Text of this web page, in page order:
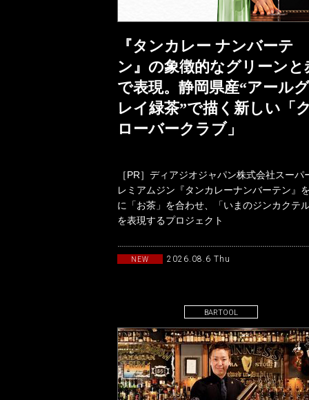
『タンカレー ナンバーテ
ン』の象徴的なグリーンと
で表現。静岡県産“アールグ
レイ緑茶”で描く新しい「
ローバークラブ」
［PR］ディアジオジャパン株式会社スーパ
レミアムジン『タンカレーナンバーテン』
に「お茶」を合わせ、「いまのジンカクテ
を表現するプロジェクト
NEW 2026.08.6 Thu
BARTOOL